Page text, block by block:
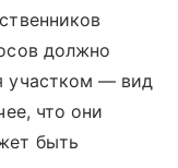
должно
участком — вид
что они
быть